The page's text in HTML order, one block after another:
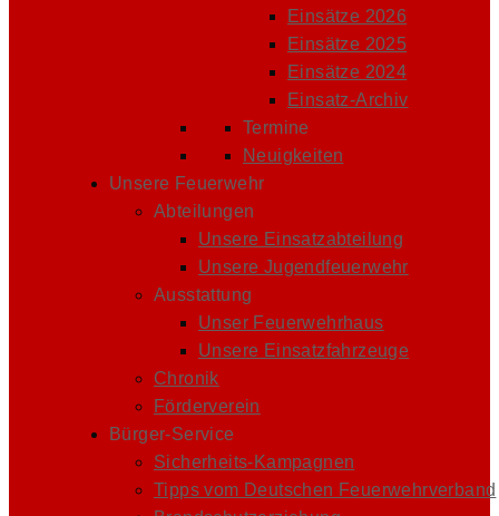
Einsätze 2026
Einsätze 2025
Einsätze 2024
Einsatz-Archiv
Termine
Neuigkeiten
Unsere Feuerwehr
Abteilungen
Unsere Einsatzabteilung
Unsere Jugendfeuerwehr
Ausstattung
Unser Feuerwehrhaus
Unsere Einsatzfahrzeuge
Chronik
Förderverein
Bürger-Service
Sicherheits-Kampagnen
Tipps vom Deutschen Feuerwehrverband